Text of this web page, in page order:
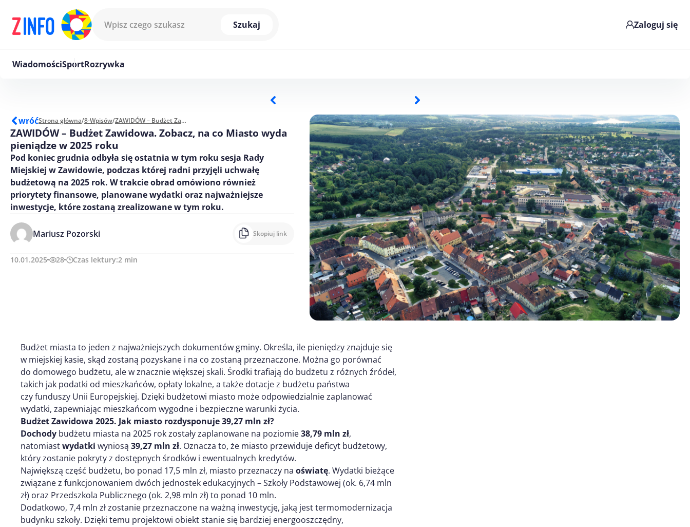
Szukaj
Zaloguj się
WiadomościSportRozrywka
wróćStrona główna/8-Wpisów/ ZAWIDÓW – Budżet Zawidowa. Zobacz, na co Miasto wyda pieniądze w 2025 roku
ZAWIDÓW – Budżet Zawidowa. Zobacz, na co Miasto wyda
pieniądze w 2025 roku
Pod koniec grudnia odbyła się ostatnia w tym roku sesja Rady
Miejskiej w Zawidowie, podczas której radni przyjęli uchwałę
budżetową na 2025 rok. W trakcie obrad omówiono również
priorytety finansowe, planowane wydatki oraz najważniejsze
inwestycje, które zostaną zrealizowane w tym roku.
Mariusz Pozorski Skopiuj link
10.01.2025 28 Czas lektury:2 min
Budżet miasta to jeden z najważniejszych dokumentów gminy. Określa, ile pieniędzy znajduje się
w miejskiej kasie, skąd zostaną pozyskane i na co zostaną przeznaczone. Można go porównać
do domowego budżetu, ale w znacznie większej skali. Środki trafiają do budżetu z różnych źródeł,
takich jak podatki od mieszkańców, opłaty lokalne, a także dotacje z budżetu państwa
czy funduszy Unii Europejskiej. Dzięki budżetowi miasto może odpowiedzialnie zaplanować
wydatki, zapewniając mieszkańcom wygodne i bezpieczne warunki życia.
Budżet Zawidowa 2025. Jak miasto rozdysponuje 39,27 mln zł?
Dochody budżetu miasta na 2025 rok zostały zaplanowane na poziomie38,79 mln zł,
natomiastwydatki wyniosą 39,27 mln zł. Oznacza to, że miasto przewiduje deficyt budżetowy,
który zostanie pokryty z dostępnych środków i ewentualnych kredytów.
Największą część budżetu, bo ponad 17,5 mln zł, miasto przeznaczy na oświatę. Wydatki bieżące
związane z funkcjonowaniem dwóch jednostek edukacyjnych – Szkoły Podstawowej (ok. 6,74 mln
zł) oraz Przedszkola Publicznego (ok. 2,98 mln zł) to ponad 10 mln.
Dodatkowo, 7,4 mln zł zostanie przeznaczone na ważną inwestycję, jaką jest termomodernizacja
budynku szkoły. Dzięki temu projektowi obiekt stanie się bardziej energooszczędny,